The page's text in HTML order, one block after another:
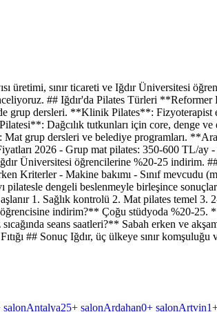
üretimi, sınır ticareti ve Iğdır Üniversitesi
inceliyoruz. ## Iğdır'da Pilates Türleri
grup dersleri. **Klinik Pilates**: Fizyoterapist
Dağcılık tutkunları için core, denge ve
grup dersleri ve belediye programları.
2026 - Grup mat pilates: 350-600 TL/
Üniversitesi öğrencilerine %20-25 indirim.
- Makine bakımı - Sınıf mevcudu
pilatesle dengeli beslenmeyle birleşince
1. Sağlık kontrolü 2. Mat pilates temel
indirim?** Çoğu stüdyoda %20-25.
seans saatleri?** Sabah erken ve
## Sonuç Iğdır, üç ülkeye sınır
salonAntalya25+ salonArdahan0+ salonArtvin1